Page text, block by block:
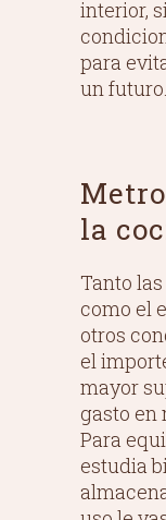
interior,
para
un futuro.
la
Tanto
como el
otros
el
mayor
gasto en
Para
estudia